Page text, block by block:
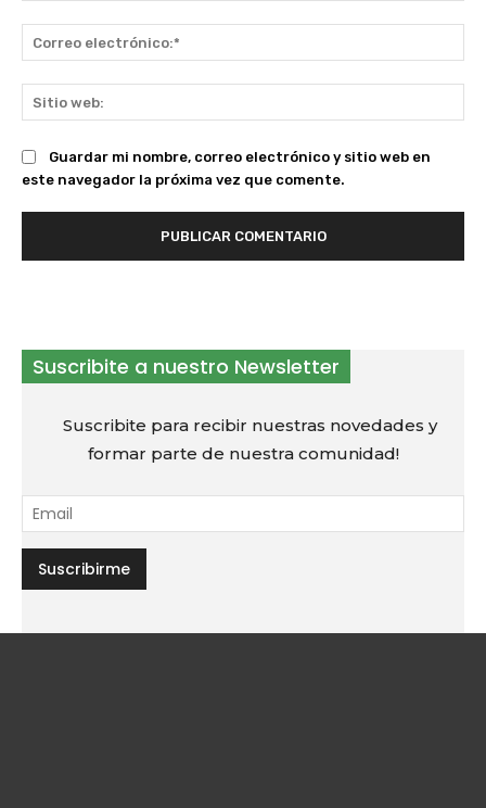
Guardar mi nombre, correo electrónico y sitio web en
este navegador la próxima vez que comente.
Suscribite a nuestro Newsletter
Suscribite para recibir nuestras novedades y
formar parte de nuestra comunidad!